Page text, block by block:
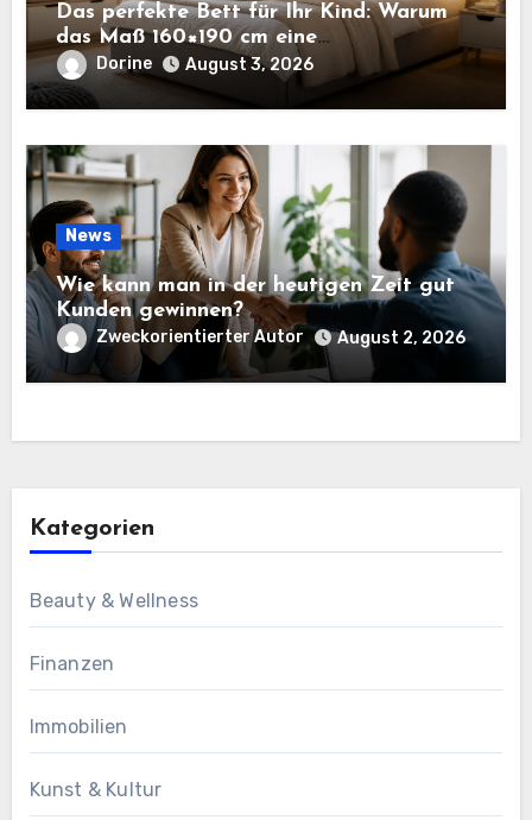
Das perfekte Bett für Ihr Kind: Warum
das Maß 160×190 cm eine
ausgezeichnete Wahl ist
Dorine August 3, 2026
News
Wie kann man in der heutigen Zeit gut
Kunden gewinnen?
Zweckorientierter Autor August 2, 2026
Kategorien
Beauty & Wellness
Finanzen
Immobilien
Kunst & Kultur